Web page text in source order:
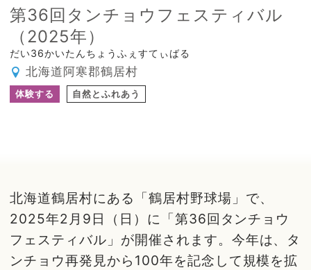
第36回タンチョウフェスティバル
（2025年）
だい36かいたんちょうふぇすてぃばる
北海道阿寒郡鶴居村
体験する 自然とふれあう
北海道鶴居村にある「鶴居村野球場」で、
2025年2月9日（日）に「第36回タンチョウ
フェスティバル」が開催されます。今年は、タ
ンチョウ再発見から100年を記念して規模を拡